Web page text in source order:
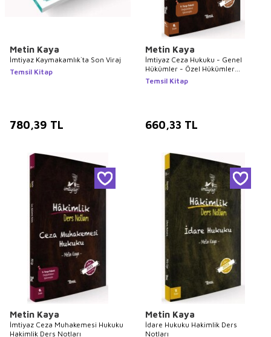
Metin Kaya
İmtiyaz Kaymakamlık`ta Son Viraj
Temsil Kitap
780,39 TL
Metin Kaya
İmtiyaz Ceza Hukuku - Genel
Hükümler - Özel Hükümler
Hakimlik Ders Notları
Temsil Kitap
660,33 TL
Metin Kaya
İmtiyaz Ceza Muhakemesi Hukuku
Hakimlik Ders Notları
Metin Kaya
İdare Hukuku Hakimlik Ders
Notları